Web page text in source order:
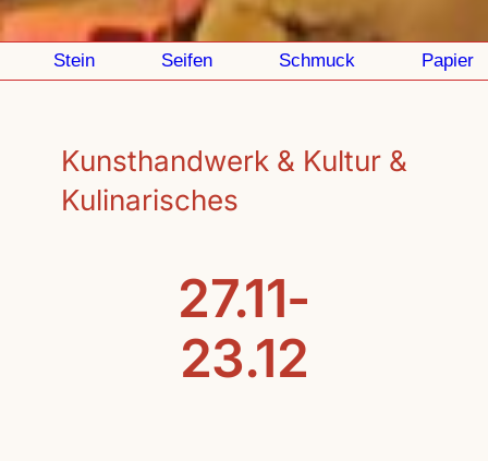
Stein Seifen Schmuck Papier
Kunsthandwerk & Kultur &
Kulinarisches
27.11-
23.12